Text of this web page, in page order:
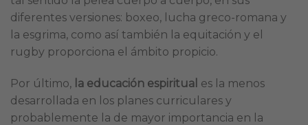
diferentes versiones: boxeo, lucha greco-romana y
la esgrima, como así también la equitación y el
rugby proporciona el ámbito propicio.
Por último, la educación espiritual es la menos
desarrollada en los planes curriculares y
probablemente la de mayor importancia en la